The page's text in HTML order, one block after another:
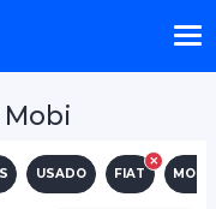
USADO FIAT MOBI